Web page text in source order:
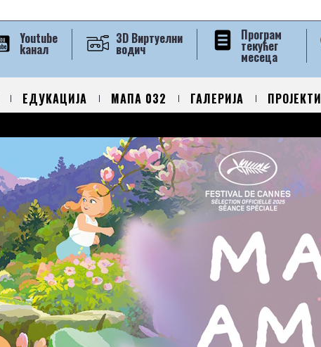
Програм
текућег
месеца
3D Виртуелни
водич
Youtube
kанал
ЕДУКАЦИЈА МАПА 032 ГАЛЕРИЈА ПРОЈЕКТИ